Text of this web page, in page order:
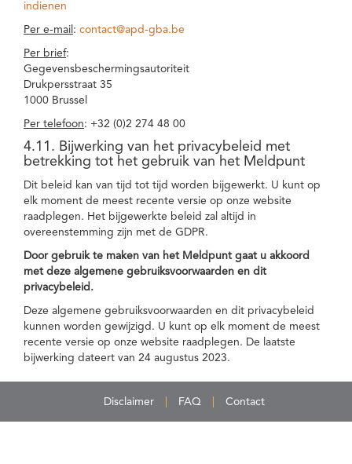
indienen
Per e-mail : contact@apd-gba.be
Per brief:
Gegevensbeschermingsautoriteit
Drukpersstraat 35
1000 Brussel
Per telefoon: +32 (0)2 274 48 00
4.11. Bijwerking van het privacybeleid met
betrekking tot het gebruik van het Meldpunt
Dit beleid kan van tijd tot tijd worden bijgewerkt. U kunt op
elk moment de meest recente versie op onze website
raadplegen. Het bijgewerkte beleid zal altijd in
overeenstemming zijn met de GDPR.
Door gebruik te maken van het Meldpunt gaat u akkoord
met deze algemene gebruiksvoorwaarden en dit
privacybeleid.
Deze algemene gebruiksvoorwaarden en dit privacybeleid
kunnen worden gewijzigd. U kunt op elk moment de meest
recente versie op onze website raadplegen. De laatste
bijwerking dateert van 24 augustus 2023.
Disclaimer FAQ Contact